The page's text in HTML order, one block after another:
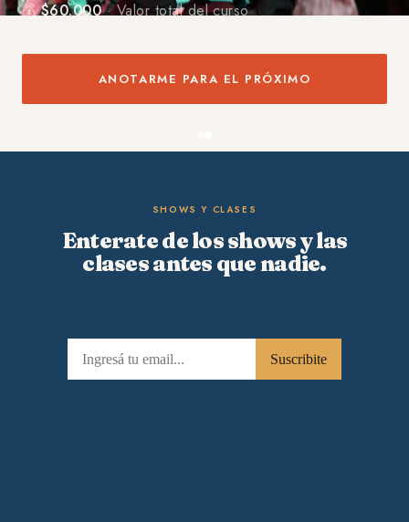
💰$60.000· Valor total del curso
ANOTARME PARA EL PRÓXIMO
SHOWS Y CLASES
Enterate de los shows y las
clases antes que nadie.